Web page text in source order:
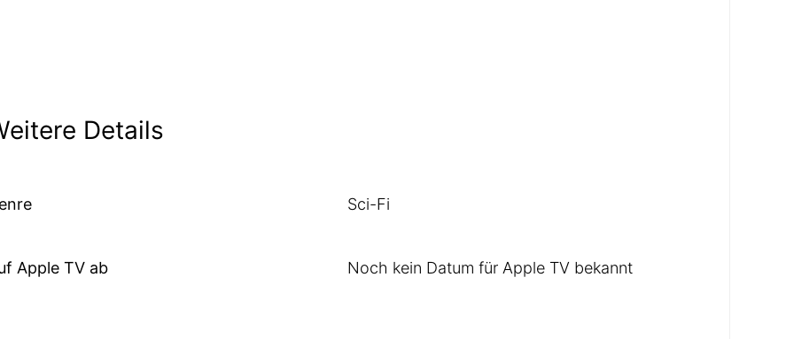
Details
Sci-Fi
Apple TV ab Noch kein Datum für Apple TV bekannt